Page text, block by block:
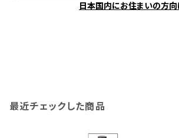
日本国内にお住まいの方向
最近チェックした商品